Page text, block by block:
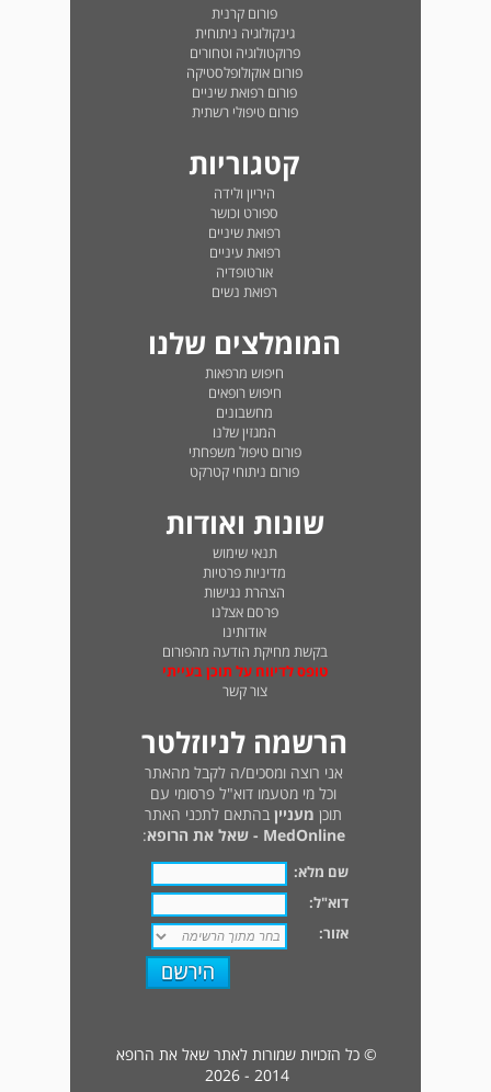
פורום קרנית
גינקולוגיה ניתוחית
פרוקטולוגיה וטחורים
פורום אוקולופלסטיקה
פורום רפואת שיניים
פורום טיפולי רשתית
קטגוריות
היריון ולידה
ספורט וכושר
רפואת שיניים
רפואת עיניים
אורטופדיה
רפואת נשים
המומלצים שלנו
חיפוש מרפאות
חיפוש רופאים
מחשבונים
המגזין שלנו
פורום טיפול משפחתי
פורום ניתוחי קטרקט
שונות ואודות
תנאי שימוש
מדיניות פרטיות
הצהרת נגישות
פרסם אצלנו
אודותינו
בקשת מחיקת הודעה מהפורום
טופס לדיווח על תוכן בעייתי
צור קשר
הרשמה לניוזלטר
אני רוצה ומסכים/ה לקבל מהאתר
וכל מי מטעמו דוא"ל פרסומי עם
תוכן מעניין בהתאם לתכני האתר
MedOnline - שאל את הרופא
:
שם מלא:
דוא"ל:
אזור:
© כל הזכויות שמורות לאתר שאל את הרופא
2014 - 2026